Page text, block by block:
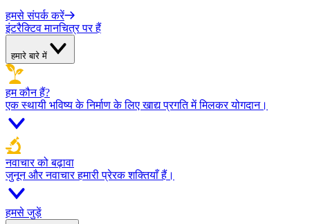
हमसे संपर्क करें
इंटरैक्टिव मानचित्र पर हैं
हमारे बारे में
हम कौन हैं?
एक स्थायी भविष्य के निर्माण के लिए खाद्य प्रगति में मिलकर योगदान।
नवाचार को बढ़ावा
जुनून और नवाचार हमारी प्रेरक शक्तियाँ हैं।
हमसे जुड़ें